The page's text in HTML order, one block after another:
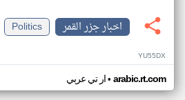
اخبار جزر القمر
Politics
YU55DX
ار تي عربي• arabic.rt.com